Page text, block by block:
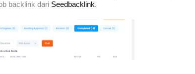
backlink dari Seedbacklink.